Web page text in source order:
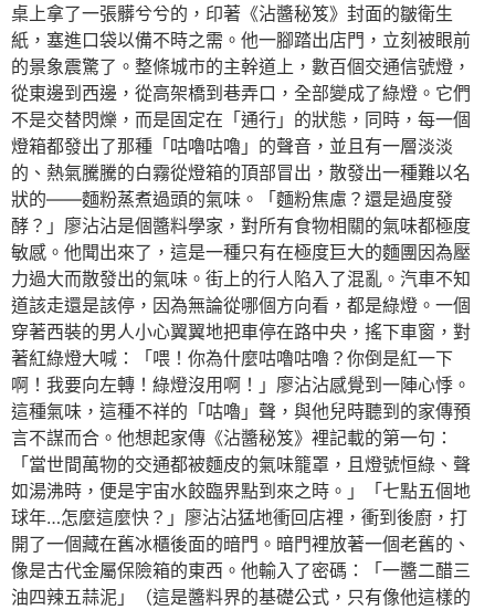
桌上拿了一張髒兮兮的，印著《沾醬秘笈》封面的皺衛生
紙，塞進口袋以備不時之需。他一腳踏出店門，立刻被眼前
的景象震驚了。整條城市的主幹道上，數百個交通信號燈，
從東邊到西邊，從高架橋到巷弄口，全部變成了綠燈。它們
不是交替閃爍，而是固定在「通行」的狀態，同時，每一個
燈箱都發出了那種「咕嚕咕嚕」的聲音，並且有一層淡淡
的、熱氣騰騰的白霧從燈箱的頂部冒出，散發出一種難以名
狀的——麵粉蒸煮過頭的氣味。「麵粉焦慮？還是過度發
酵？」廖沾沾是個醬料學家，對所有食物相關的氣味都極度
敏感。他聞出來了，這是一種只有在極度巨大的麵團因為壓
力過大而散發出的氣味。街上的行人陷入了混亂。汽車不知
道該走還是該停，因為無論從哪個方向看，都是綠燈。一個
穿著西裝的男人小心翼翼地把車停在路中央，搖下車窗，對
著紅綠燈大喊：「喂！你為什麼咕嚕咕嚕？你倒是紅一下
啊！我要向左轉！綠燈沒用啊！」廖沾沾感覺到一陣心悸。
這種氣味，這種不祥的「咕嚕」聲，與他兒時聽到的家傳預
言不謀而合。他想起家傳《沾醬秘笈》裡記載的第一句：
「當世間萬物的交通都被麵皮的氣味籠罩，且燈號恒綠、聲
如湯沸時，便是宇宙水餃臨界點到來之時。」「七點五個地
球年…怎麼這麼快？」廖沾沾猛地衝回店裡，衝到後廚，打
開了一個藏在舊冰櫃後面的暗門。暗門裡放著一個老舊的、
像是古代金屬保險箱的東西。他輸入了密碼：「一醬二醋三
油四辣五蒜泥」（這是醬料界的基礎公式，只有像他這樣的